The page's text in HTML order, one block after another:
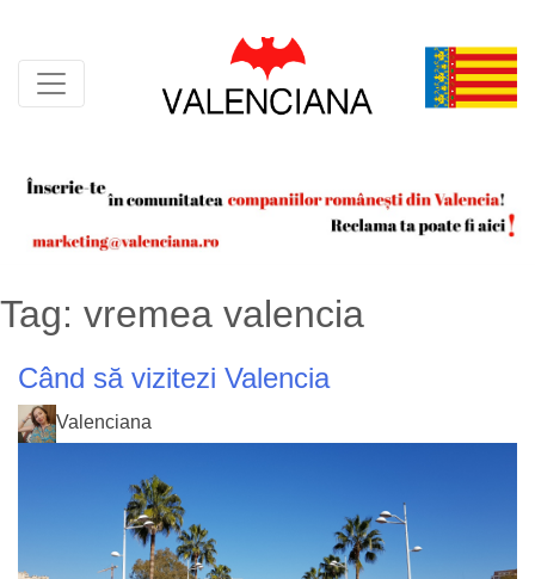
content
Tag: vremea valencia
Când să vizitezi Valencia
Valenciana